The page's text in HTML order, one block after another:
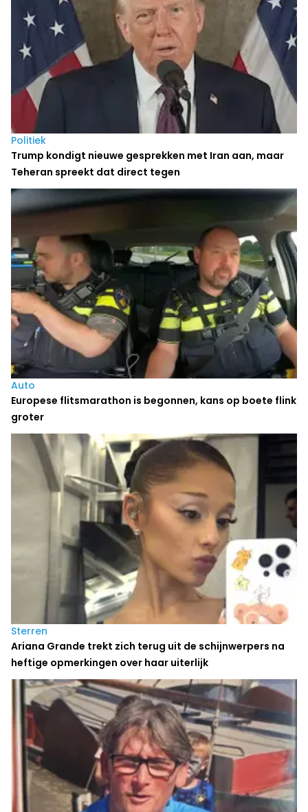
Politiek
Trump kondigt nieuwe gesprekken met Iran aan, maar
Teheran spreekt dat direct tegen
Auto
Europese flitsmarathon is begonnen, kans op boete flink
groter
Sterren
Ariana Grande trekt zich terug uit de schijnwerpers na
heftige opmerkingen over haar uiterlijk